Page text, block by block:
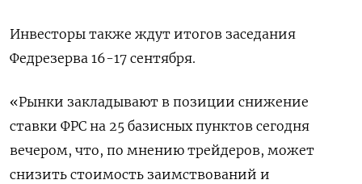
Инвесторы также ждут итогов заседания
Федрезерва 16-17 сентября.
«Рынки закладывают в позиции снижение
ставки ФРС на 25 базисных пунктов сегодня
вечером, что, по мнению трейдеров, может
снизить стоимость заимствований и